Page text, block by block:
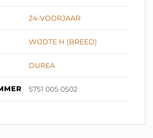
24-VOORJAAR
WIJDTE H (BREED)
DUREA
5751 005 0502